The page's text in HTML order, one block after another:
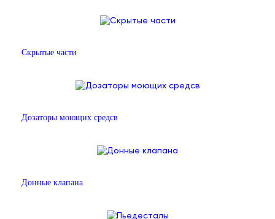
Скрытые части
Дозаторы моющих средсв
Донные клапана